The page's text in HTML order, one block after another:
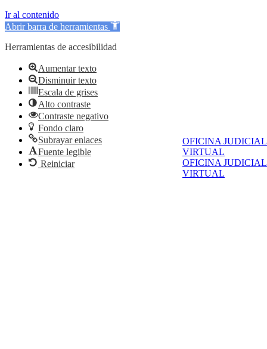
OFICINA JUDICIAL
VIRTUAL
OFICINA JUDICIAL
VIRTUAL
Ir al contenido
Abrir barra de herramientas
Herramientas de accesibilidad
Aumentar texto
Disminuir texto
Escala de grises
Alto contraste
Contraste negativo
Fondo claro
Subrayar enlaces
Fuente legible
Reiniciar